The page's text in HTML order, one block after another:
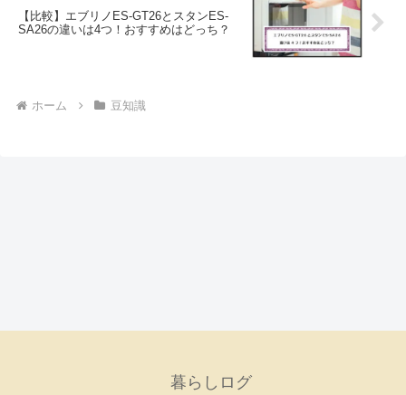
【比較】エブリノES-GT26とスタンES-
SA26の違いは4つ！おすすめはどっち？
ホーム 豆知識
暮らしログ